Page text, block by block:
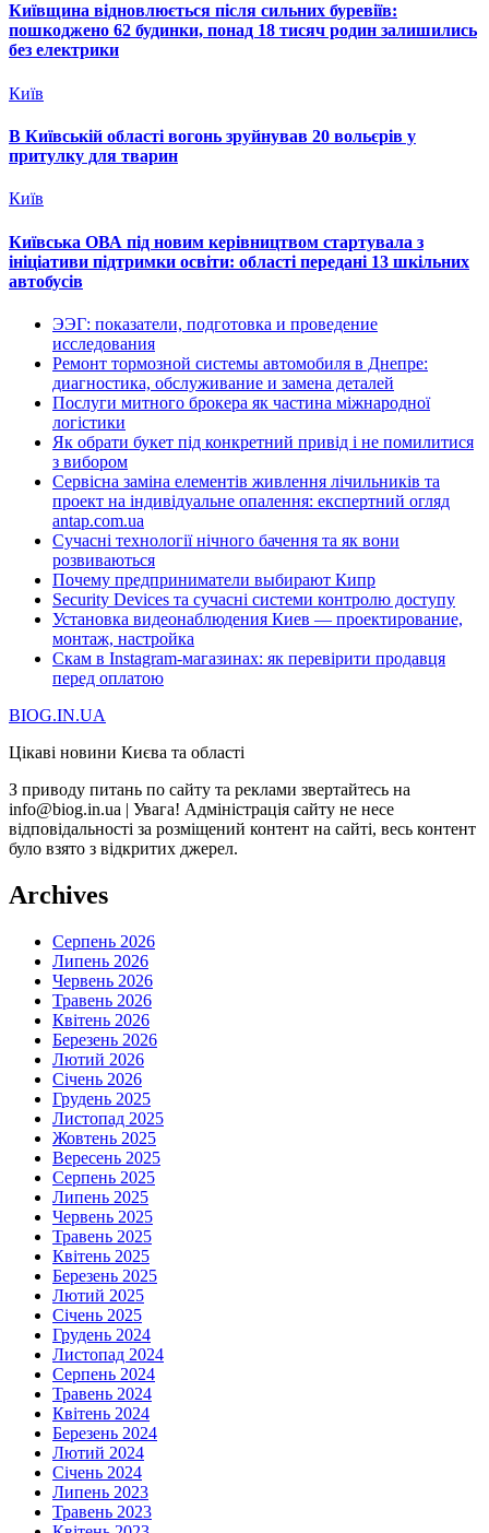
Київщина відновлюється після сильних буревіїв:
пошкоджено 62 будинки, понад 18 тисяч родин залишились
без електрики
Київ
В Київській області вогонь зруйнував 20 вольєрів у
притулку для тварин
Київ
Київська ОВА під новим керівництвом стартувала з
ініціативи підтримки освіти: області передані 13 шкільних
автобусів
ЭЭГ: показатели, подготовка и проведение
исследования
Ремонт тормозной системы автомобиля в Днепре:
диагностика, обслуживание и замена деталей
Послуги митного брокера як частина міжнародної
логістики
Як обрати букет під конкретний привід і не помилитися
з вибором
Сервісна заміна елементів живлення лічильників та
проект на індивідуальне опалення: експертний огляд
antap.com.ua
Сучасні технології нічного бачення та як вони
розвиваються
Почему предприниматели выбирают Кипр
Security Devices та сучасні системи контролю доступу
Установка видеонаблюдения Киев — проектирование,
монтаж, настройка
Скам в Instagram-магазинах: як перевірити продавця
перед оплатою
BIOG.IN.UA
Цікаві новини Києва та області
З приводу питань по сайту та реклами звертайтесь на
info@biog.in.ua | Увага! Адміністрація сайту не несе
відповідальності за розміщений контент на сайті, весь контент
було взято з відкритих джерел.
Archives
Серпень 2026
Липень 2026
Червень 2026
Травень 2026
Квітень 2026
Березень 2026
Лютий 2026
Січень 2026
Грудень 2025
Листопад 2025
Жовтень 2025
Вересень 2025
Серпень 2025
Липень 2025
Червень 2025
Травень 2025
Квітень 2025
Березень 2025
Лютий 2025
Січень 2025
Грудень 2024
Листопад 2024
Серпень 2024
Травень 2024
Квітень 2024
Березень 2024
Лютий 2024
Січень 2024
Липень 2023
Травень 2023